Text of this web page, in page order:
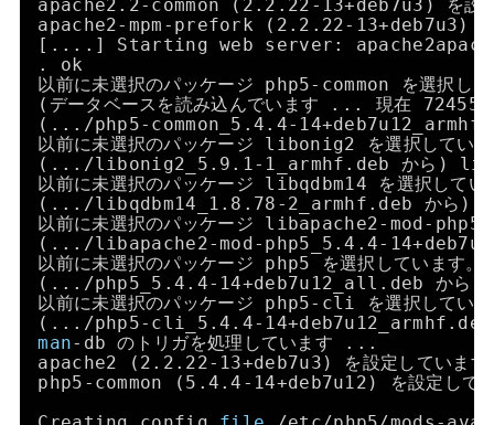
apache2.2-common (2.2.22-13+deb7u3) を設
apache2-mpm-prefork (2.2.22-13+deb7u3)
[....] Starting web server:
. ok
以前に未選択のパッケージ php5-common を選択して
(データベースを読み込んでいます ... 現在 72455
(... /php5-common_5 .4.4-
以前に未選択のパッケージ libonig2 を選択していま
(... /libonig2_5 .9.1-1_armhf.deb から)
以前に未選択のパッケージ libqdbm14 を選択してい
(... /libqdbm14_1 .8.78-2_armhf.deb から)
以前に未選択のパッケージ libapache2-mod-php5
(... /libapache2-mod-php5_5 .4.4-
以前に未選択のパッケージ php5 を選択しています。
(... /php5_5 .4.4-14+deb7u12_all.deb から)
以前に未選択のパッケージ php5-cli を選択していま
(... /php5-cli_5 .4.4-
man-db のトリガを処理しています ...
apache2 (2.2.22-13+deb7u3) を設定していま
php5-common (5.4.4-14+deb7u12) を設定し